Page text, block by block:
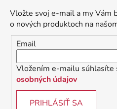
Vložte svoj e-mail a my Vám
o nových produktoch na
Email
Vložením e-mailu súhlasíte
osobných údajov
PRIHLÁSIŤ SA